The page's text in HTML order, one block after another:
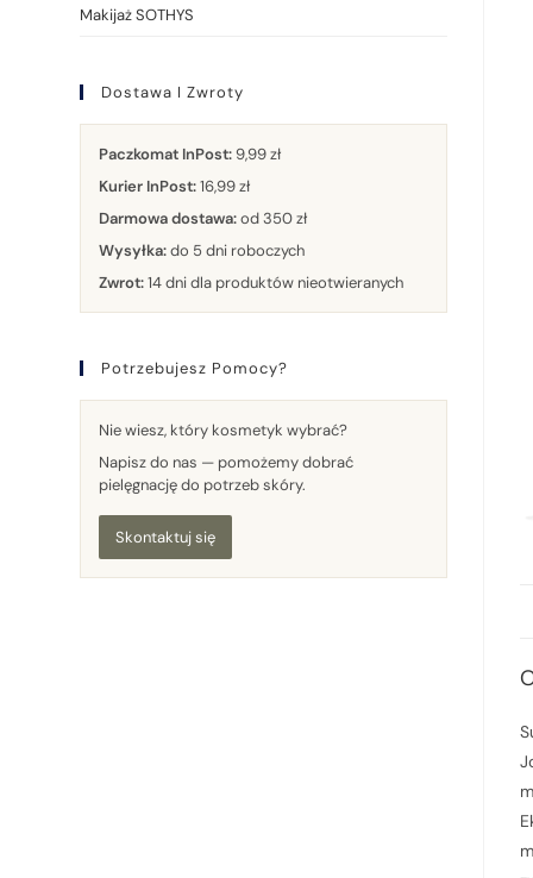
Makijaż SOTHYS
Dostawa I Zwroty
Paczkomat InPost:9,99 zł
Kurier InPost:16,99 zł
Darmowa dostawa:od 350 zł
Wysyłka:do 5 dni roboczych
Zwrot:14 dni dla produktów nieotwieranych
Potrzebujesz Pomocy?
Nie wiesz, który kosmetyk wybrać?
Napisz do nas — pomożemy dobrać
pielęgnację do potrzeb skóry.
Skontaktuj się